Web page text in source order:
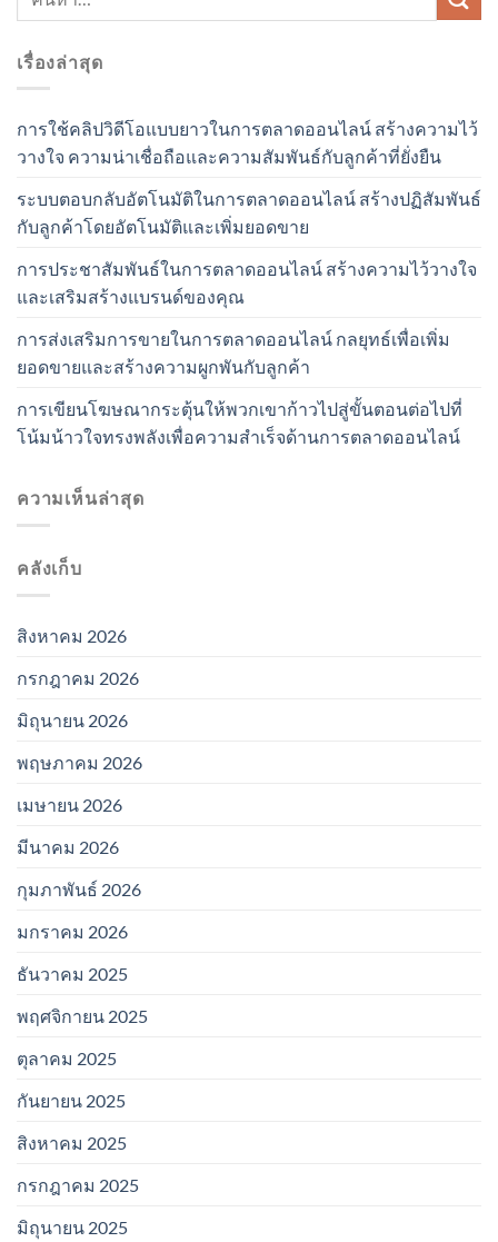
เรื่องล่าสุด
การใช้คลิปวิดีโอแบบยาวในการตลาดออนไลน์ สร้างความไว้
วางใจ ความน่าเชื่อถือและความสัมพันธ์กับลูกค้าที่ยั่งยืน
ระบบตอบกลับอัตโนมัติในการตลาดออนไลน์ สร้างปฏิสัมพันธ์
กับลูกค้าโดยอัตโนมัติและเพิ่มยอดขาย
การประชาสัมพันธ์ในการตลาดออนไลน์ สร้างความไว้วางใจ
และเสริมสร้างแบรนด์ของคุณ
การส่งเสริมการขายในการตลาดออนไลน์ กลยุทธ์เพื่อเพิ่ม
ยอดขายและสร้างความผูกพันกับลูกค้า
การเขียนโฆษณากระตุ้นให้พวกเขาก้าวไปสู่ขั้นตอนต่อไปที่
โน้มน้าวใจทรงพลังเพื่อความสำเร็จด้านการตลาดออนไลน์
ความเห็นล่าสุด
คลังเก็บ
สิงหาคม 2026
กรกฎาคม 2026
มิถุนายน 2026
พฤษภาคม 2026
เมษายน 2026
มีนาคม 2026
กุมภาพันธ์ 2026
มกราคม 2026
ธันวาคม 2025
พฤศจิกายน 2025
ตุลาคม 2025
กันยายน 2025
สิงหาคม 2025
กรกฎาคม 2025
มิถุนายน 2025